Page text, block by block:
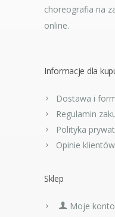
choreografia na
online.
Informacje dla
Dostawa i
Regulamin
Polityka
Opinie klientów
Sklep
Moje konto